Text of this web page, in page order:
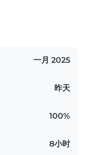
一月 2025
昨天
100%
8小时